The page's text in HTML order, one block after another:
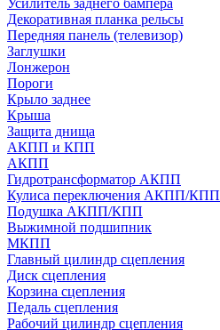
Усилитель заднего бампера
Декоративная планка рельсы
Передняя панель (телевизор)
Заглушки
Лонжерон
Пороги
Крыло заднее
Крыша
Защита днища
АКПП и КПП
АКПП
Гидротрансформатор АКПП
Кулиса переключения АКПП/КПП
Подушка АКПП/КПП
Выжимной подшипник
МКПП
Главный цилиндр сцепления
Диск сцепления
Корзина сцепления
Педаль сцепления
Рабочий цилиндр сцепления